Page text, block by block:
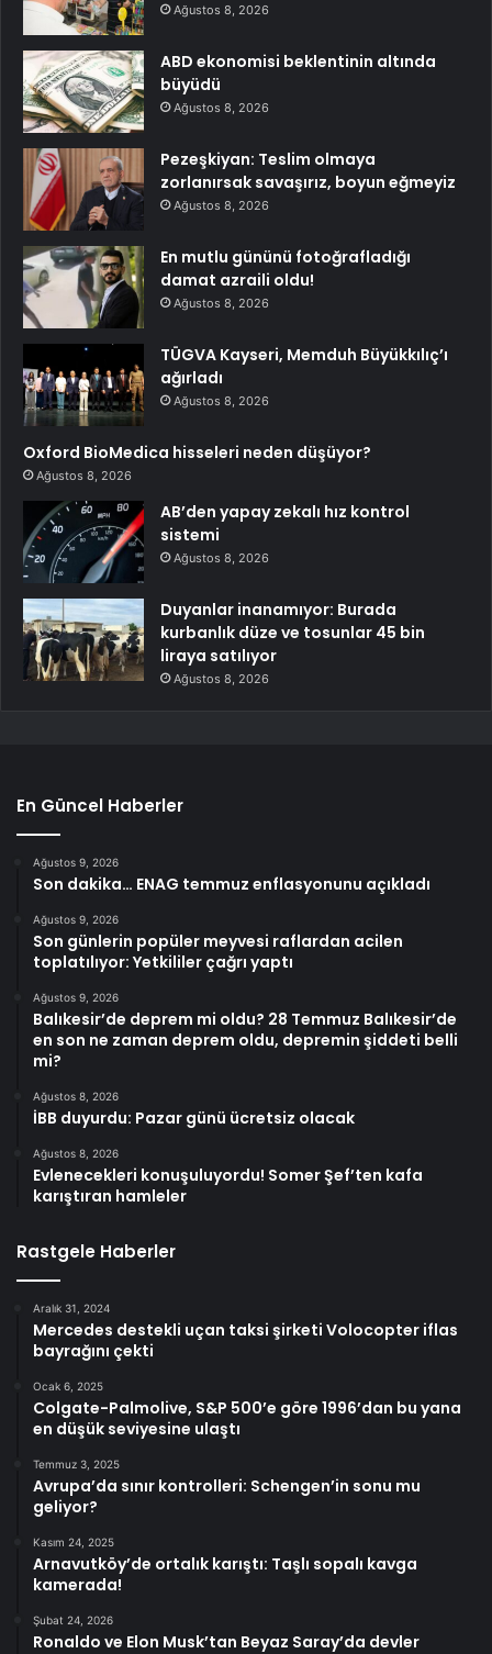
Ağustos 8, 2026
ABD ekonomisi beklentinin altında
büyüdü
Ağustos 8, 2026
Pezeşkiyan: Teslim olmaya
zorlanırsak savaşırız, boyun eğmeyiz
Ağustos 8, 2026
En mutlu gününü fotoğrafladığı
damat azraili oldu!
Ağustos 8, 2026
TÜGVA Kayseri, Memduh Büyükkılıç’ı
ağırladı
Ağustos 8, 2026
Oxford BioMedica hisseleri neden düşüyor?
Ağustos 8, 2026
AB’den yapay zekalı hız kontrol
sistemi
Ağustos 8, 2026
Duyanlar inanamıyor: Burada
kurbanlık düze ve tosunlar 45 bin
liraya satılıyor
Ağustos 8, 2026
En Güncel Haberler
Ağustos 9, 2026
Son dakika… ENAG temmuz enflasyonunu açıkladı
Ağustos 9, 2026
Son günlerin popüler meyvesi raflardan acilen
toplatılıyor: Yetkililer çağrı yaptı
Ağustos 9, 2026
Balıkesir’de deprem mi oldu? 28 Temmuz Balıkesir’de
en son ne zaman deprem oldu, depremin şiddeti belli
mi?
Ağustos 8, 2026
İBB duyurdu: Pazar günü ücretsiz olacak
Ağustos 8, 2026
Evlenecekleri konuşuluyordu! Somer Şef’ten kafa
karıştıran hamleler
Rastgele Haberler
Aralık 31, 2024
Mercedes destekli uçan taksi şirketi Volocopter iflas
bayrağını çekti
Ocak 6, 2025
Colgate-Palmolive, S&P 500’e göre 1996’dan bu yana
en düşük seviyesine ulaştı
Temmuz 3, 2025
Avrupa’da sınır kontrolleri: Schengen’in sonu mu
geliyor?
Kasım 24, 2025
Arnavutköy’de ortalık karıştı: Taşlı sopalı kavga
kamerada!
Şubat 24, 2026
Ronaldo ve Elon Musk’tan Beyaz Saray’da devler